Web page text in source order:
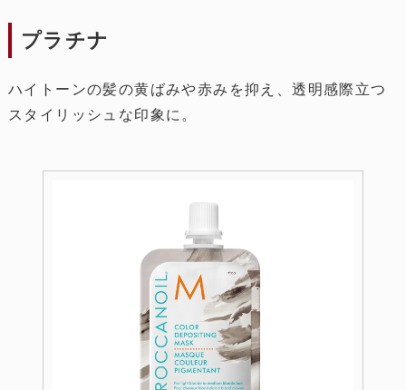
プラチナ
ハイトーンの髪の黄ばみや赤みを抑え、透明感際立つ
スタイリッシュな印象に。